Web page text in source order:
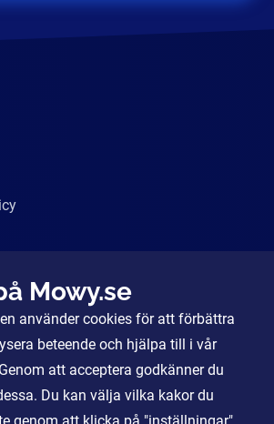
Mowy.se
använder cookies för att förbättra
beteende och hjälpa till i vår
att acceptera godkänner du
Du kan välja vilka kakor du